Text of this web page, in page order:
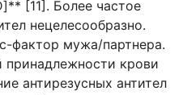
[11]. Более частое
нецелесообразно.
фактор мужа/партнера.
принадлежности крови
антирезусных антител